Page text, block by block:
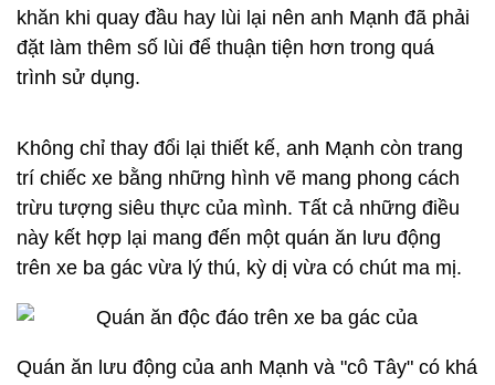
khăn khi quay đầu hay lùi lại nên anh Mạnh đã phải
đặt làm thêm số lùi để thuận tiện hơn trong quá
trình sử dụng.
Không chỉ thay đổi lại thiết kế, anh Mạnh còn trang
trí chiếc xe bằng những hình vẽ mang phong cách
trừu tượng siêu thực của mình. Tất cả những điều
này kết hợp lại mang đến một quán ăn lưu động
trên xe ba gác vừa lý thú, kỳ dị vừa có chút ma mị.​
Quán ăn lưu động của anh Mạnh và "cô Tây" có khá